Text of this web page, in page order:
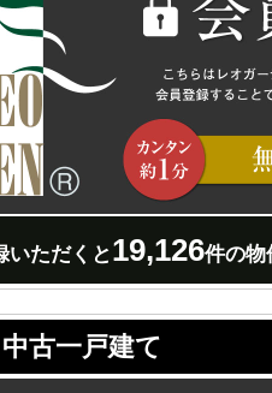
いただくと19,126件の物
古一戸建て